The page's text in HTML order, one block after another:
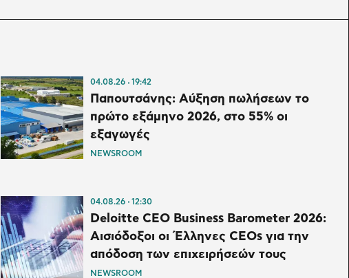
04.08.26 19:42
Παπουτσάνης: Αύξηση πωλήσεων το
πρώτο εξάμηνο 2026, στο 55% οι
εξαγωγές
NEWSROOM
04.08.26 12:30
Deloitte CEO Business Barometer 2026:
Αισιόδοξοι οι Έλληνες CEOs για την
απόδοση των επιχειρήσεών τους
NEWSROOM